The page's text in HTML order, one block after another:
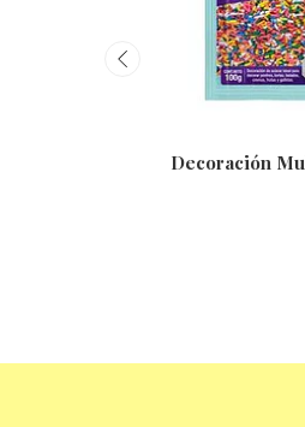
Decoración